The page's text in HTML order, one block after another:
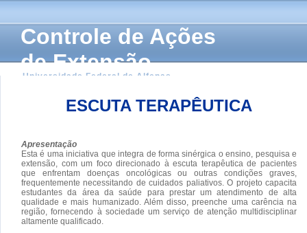
Controle de Ações
de Extensão
Universidade Federal de Alfenas
ESCUTA TERAPÊUTICA
Apresentação
Esta é uma iniciativa que integra de forma sinérgica o ensino, pesquisa e
extensão, com um foco direcionado à escuta terapêutica de pacientes
que enfrentam doenças oncológicas ou outras condições graves,
frequentemente necessitando de cuidados paliativos. O projeto capacita
estudantes da área da saúde para prestar um atendimento de alta
qualidade e mais humanizado. Além disso, preenche uma carência na
região, fornecendo à sociedade um serviço de atenção multidisciplinar
altamente qualificado.